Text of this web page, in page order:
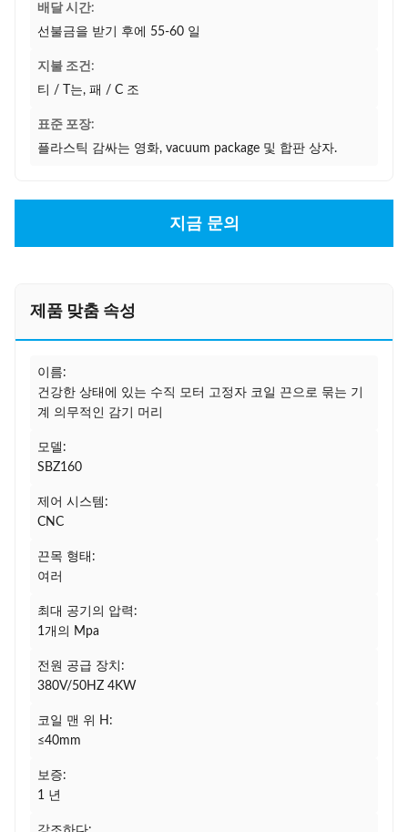
배달 시간:
선불금을 받기 후에 55-60 일
지불 조건:
티 / T는, 패 / C 조
표준 포장:
플라스틱 감싸는 영화, vacuum package 및 합판 상자.
지금 문의
제품 맞춤 속성
이름:
건강한 상태에 있는 수직 모터 고정자 코일 끈으로 묶는 기
계 의무적인 감기 머리
모델:
SBZ160
제어 시스템:
CNC
끈목 형태:
여러
최대 공기의 압력:
1개의 Mpa
전원 공급 장치:
380V/50HZ 4KW
코일 맨 위 H:
≤40mm
보증:
1 년